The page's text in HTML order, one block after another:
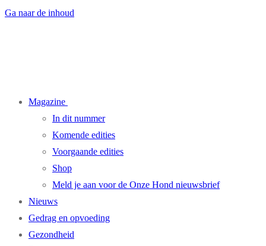
Ga naar de inhoud
Magazine
In dit nummer
Komende edities
Voorgaande edities
Shop
Meld je aan voor de Onze Hond nieuwsbrief
Nieuws
Gedrag en opvoeding
Gezondheid